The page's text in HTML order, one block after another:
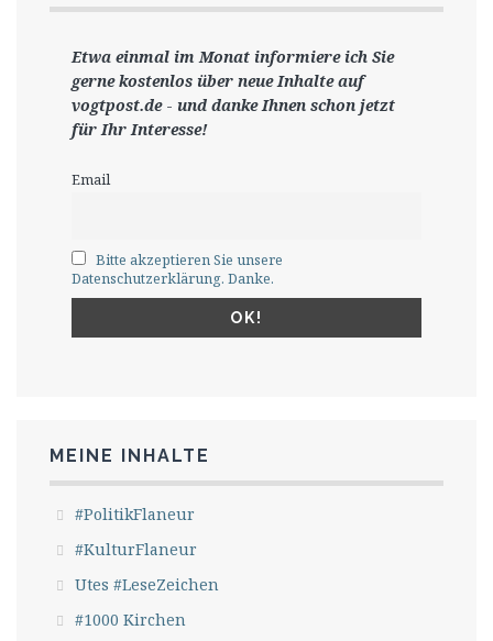
Etwa einmal im Monat informiere ich Sie
gernekostenlos über neue Inhalte auf
vogtpost.de- und danke Ihnen schon jetzt
für Ihr Interesse!
Email
Bitte akzeptieren Sie unsere
Datenschutzerklärung. Danke.
MEINE INHALTE
#PolitikFlaneur
#KulturFlaneur
Utes #LeseZeichen
#1000 Kirchen